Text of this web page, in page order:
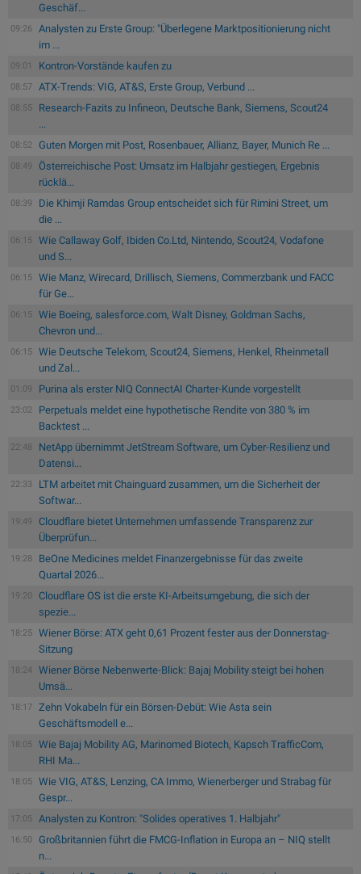
Geschäf...
09:26
Analysten zu Erste Group: "Überlegene Marktpositionierung nicht
im ...
09:01 Kontron-Vorstände kaufen zu
08:57 ATX-Trends: VIG, AT&S, Erste Group, Verbund ...
08:55
Research-Fazits zu Infineon, Deutsche Bank, Siemens, Scout24
...
08:52 Guten Morgen mit Post, Rosenbauer, Allianz, Bayer, Munich Re ...
08:49
Österreichische Post: Umsatz im Halbjahr gestiegen, Ergebnis
rücklä...
08:39
Die Khimji Ramdas Group entscheidet sich für Rimini Street, um
die ...
06:15
Wie Callaway Golf, Ibiden Co.Ltd, Nintendo, Scout24, Vodafone
und S...
06:15
Wie Manz, Wirecard, Drillisch, Siemens, Commerzbank und FACC
für Ge...
06:15
Wie Boeing, salesforce.com, Walt Disney, Goldman Sachs,
Chevron und...
06:15
Wie Deutsche Telekom, Scout24, Siemens, Henkel, Rheinmetall
und Zal...
01:09 Purina als erster NIQ ConnectAI Charter-Kunde vorgestellt
23:02
Perpetuals meldet eine hypothetische Rendite von 380 % im
Backtest ...
22:48
NetApp übernimmt JetStream Software, um Cyber-Resilienz und
Datensi...
22:33
LTM arbeitet mit Chainguard zusammen, um die Sicherheit der
Softwar...
19:49
Cloudflare bietet Unternehmen umfassende Transparenz zur
Überprüfun...
19:28
BeOne Medicines meldet Finanzergebnisse für das zweite
Quartal 2026...
19:20
Cloudflare OS ist die erste KI-Arbeitsumgebung, die sich der
spezie...
18:25
Wiener Börse: ATX geht 0,61 Prozent fester aus der Donnerstag-
Sitzung
18:24
Wiener Börse Nebenwerte-Blick: Bajaj Mobility steigt bei hohen
Umsä...
18:17
Zehn Vokabeln für ein Börsen-Debüt: Wie Asta sein
Geschäftsmodell e...
18:05
Wie Bajaj Mobility AG, Marinomed Biotech, Kapsch TrafficCom,
RHI Ma...
18:05
Wie VIG, AT&S, Lenzing, CA Immo, Wienerberger und Strabag für
Gespr...
17:05 Analysten zu Kontron: "Solides operatives 1. Halbjahr"
16:50
Großbritannien führt die FMCG-Inflation in Europa an – NIQ stellt
n...